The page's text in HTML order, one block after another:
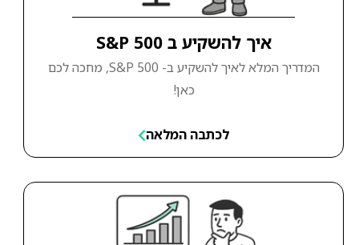
איך להשקיע ב S&P 500
המדריך המלא לאיך להשקיע ב- S&P 500, מחכה לכם
כאן!
לכתבה המלאה